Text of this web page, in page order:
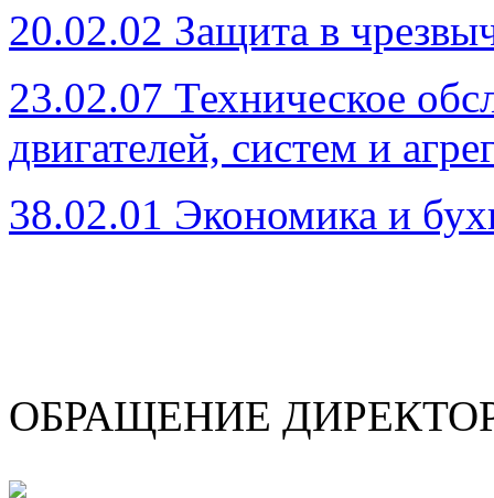
20.02.02 Защита в
23.02.07 Техническое
двигателей, систем и
38.02.01 Экономика и
ОБРАЩЕНИЕ